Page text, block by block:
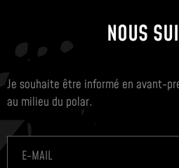
NOUS
Je souhaite être informé en avant-
au milieu du polar.